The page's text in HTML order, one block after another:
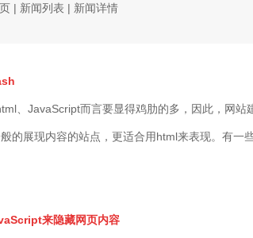
| 新闻列表 | 新闻详情
、JavaScript而言要显得鸡肋的多，因此，网
的展现内容的站点，更适合用html来表现。有一
来隐藏网页内容